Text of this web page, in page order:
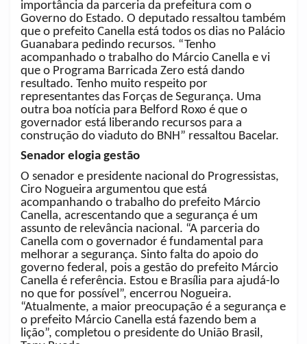
importância da parceria da prefeitura com o
Governo do Estado. O deputado ressaltou também
que o prefeito Canella está todos os dias no Palácio
Guanabara pedindo recursos. “Tenho
acompanhado o trabalho do Márcio Canella e vi
que o Programa Barricada Zero está dando
resultado. Tenho muito respeito por
representantes das Forças de Segurança. Uma
outra boa notícia para Belford Roxo é que o
governador está liberando recursos para a
construção do viaduto do BNH” ressaltou Bacelar.
Senador elogia gestão
O senador e presidente nacional do Progressistas,
Ciro Nogueira argumentou que está
acompanhando o trabalho do prefeito Márcio
Canella, acrescentando que a segurança é um
assunto de relevância nacional. “A parceria do
Canella com o governador é fundamental para
melhorar a segurança. Sinto falta do apoio do
governo federal, pois a gestão do prefeito Márcio
Canella é referência. Estou e Brasília para ajudá-lo
no que for possível”, encerrou Nogueira.
“Atualmente, a maior preocupação é a segurança e
o prefeito Márcio Canella está fazendo bem a
lição”, completou o presidente do União Brasil,